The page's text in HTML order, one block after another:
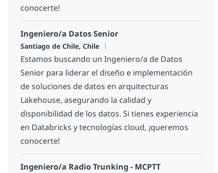
conocerte!
Ingeniero/a Datos Senior
Location
Santiago de Chile, Chile
Estamos buscando un Ingeniero/a de Datos
Senior para liderar el diseño e implementación
de soluciones de datos en arquitecturas
Lakehouse, asegurando la calidad y
disponibilidad de los datos. Si tienes experiencia
en Databricks y tecnologías cloud, ¡queremos
conocerte!
Ingeniero/a Radio Trunking - MCPTT